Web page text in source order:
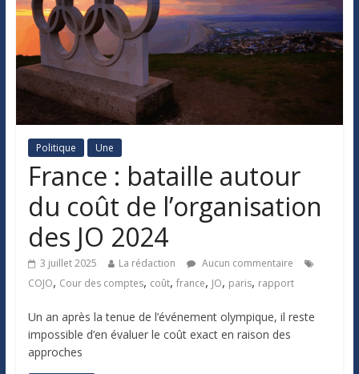
Politique Une
France : bataille autour
du coût de l’organisation
des JO 2024
3 juillet 2025 La rédaction
Aucun commentaire
COJO, Cour des comptes, coût, france, JO, paris, rapport
Un an après la tenue de l’événement olympique, il reste
impossible d’en évaluer le coût exact en raison des
approches